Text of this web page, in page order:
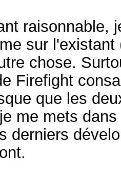
raisonnable,
sur
chose.
Firefight
que les
me mets
derniers